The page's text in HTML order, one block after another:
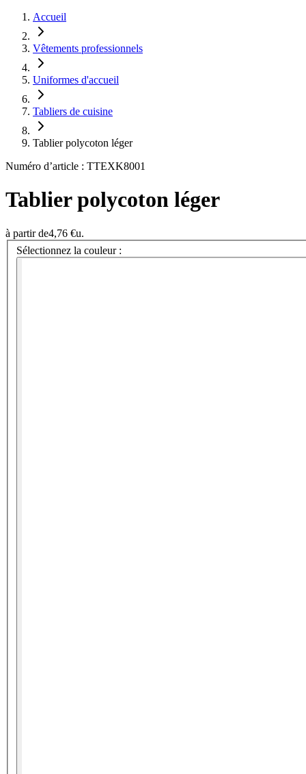
Accueil
Vêtements professionnels
Uniformes d'accueil
Tabliers de cuisine
Tablier polycoton léger
Numéro d’article : TTEXK8001
Tablier polycoton léger
à partir de4,76 €u.
Sélectionnez la couleur :